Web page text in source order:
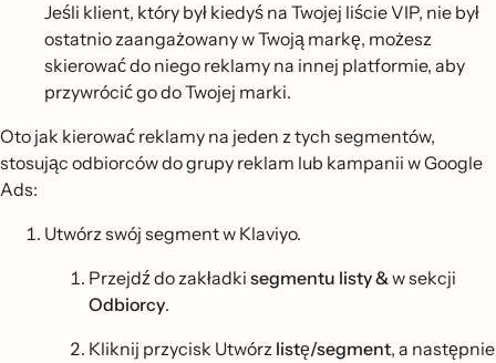
Jeśli klient, który był kiedyś na Twojej liście VIP, nie był
ostatnio zaangażowany w Twoją markę, możesz
skierować do niego reklamy na innej platformie, aby
przywrócić go do Twojej marki.
Oto jak kierować reklamy na jeden z tych segmentów,
stosując odbiorców do grupy reklam lub kampanii w Google
Ads:
Utwórz swój segment w Klaviyo.
Przejdź do zakładki segmentu listy &w sekcji
Odbiorcy.
Kliknij przycisk Utwórz listę/segment, a następnie